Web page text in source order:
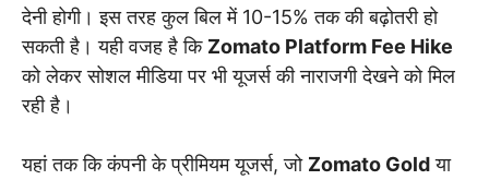
देनी होगी। इस तरह कुल बिल में 10-15% तक की बढ़ोतरी हो
सकती है। यही वजह है कि Zomato Platform Fee Hike
को लेकर सोशल मीडिया पर भी यूजर्स की नाराजगी देखने को मिल
रही है।
यहां तक कि कंपनी के प्रीमियम यूजर्स, जो Zomato Goldया